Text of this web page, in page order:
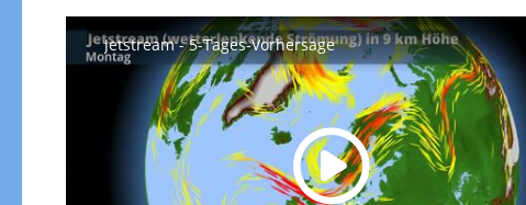
Jetstream - 5-Tages-Vorhersage